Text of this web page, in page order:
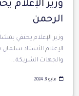
وزير
الرحمن‏⁧
وزير الإعلام يحتفي
الإعلام الأستاذ
والجهات الشريكة...
مايو 8, 2024